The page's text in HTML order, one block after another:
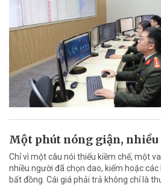
Một phút nóng giận, nhiều
Chỉ vì một câu nói thiếu kiềm chế, một
nhiều người đã chọn dao, kiếm hoặc
bất đồng. Cái giá phải trả không chỉ là